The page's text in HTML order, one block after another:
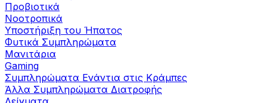
Προβιοτικά
Νοοτροπικά
Υποστήριξη του Ήπατος
Φυτικά Συμπληρώματα
Μανιτάρια
Gaming
Συμπληρώματα Ενάντια στις Κράμπες
Άλλα Συμπληρώματα Διατροφής